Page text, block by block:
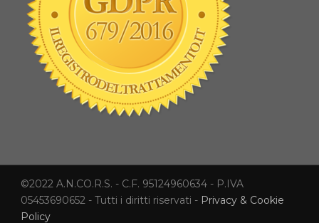
©2022 A.N.CO.R.S. - C.F. 95124960634 - P.IVA
05453690652 - Tutti i diritti riservati - Privacy & Cookie
Policy